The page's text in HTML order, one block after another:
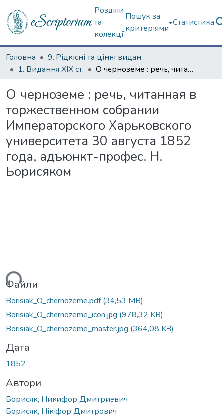
Розділи
та
колекції
Пошук за
критеріями
Статистика
Головна
9. Рідкісні та цінні видання
1. Видання ХІХ ст.
О черноземе : речь, читанная в торжественном собрании Императорского Харьковского университета 30 августа 1852 года, адъюнкт-профес. Н. Борисяком
О черноземе : речь, читанная в
торжественном собрании
Императорского Харьковского
университета 30 августа 1852
года, адъюнкт-профес. Н.
Борисяком
Файли
Borisiak_O_chernozeme.pdf(34,53 MB)
Borisiak_O_chernozeme_icon.jpg (978,32 KB)
Borisiak_O_chernozeme_master.jpg (364,08 KB)
Дата
1852
Автори
Борисяк, Никифор Дмитриевич
Борисяк, Нікіфор Дмитрович